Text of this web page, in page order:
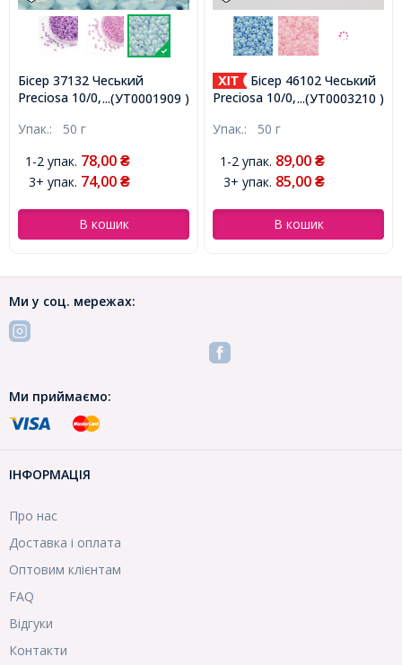
...(УТ0001909 )
Бісер 37132 Чеський
Preciosa 10/0, Алебастр AL,
(УТ0001909)
Упак.: 50 г
1-2 упак. 78,00 ₴
3+ упак. 74,00 ₴
В кошик
...(УТ0003210 )
Бісер 46102 Чеський
Preciosa 10/0, Непрозорий
Круглий, (УТ0003210)
Упак.: 50 г
1-2 упак. 89,00 ₴
3+ упак. 85,00 ₴
В кошик
Ми у соц. мережах:
Ми приймаємо:
ІНФОРМАЦІЯ
Про нас
Доставка і оплата
Оптовим клієнтам
FAQ
Відгуки
Контакти